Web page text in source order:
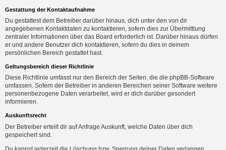
Gestattung der Kontaktaufnahme
Du gestattest dem Betreiber darüber hinaus, dich unter den von dir
angegebenen Kontaktdaten zu kontaktieren, sofern dies zur Übermittlung
zentraler Informationen über das Board erforderlich ist. Darüber hinaus dürfen
er und andere Benutzer dich kontaktieren, sofern du dies in deinem
persönlichen Bereich gestattet hast.
Geltungsbereich dieser Richtlinie
Diese Richtlinie umfasst nur den Bereich der Seiten, die die phpBB-Software
umfassen. Sofern der Betreiber in anderen Bereichen seiner Software weitere
personenbezogene Daten verarbeitet, wird er dich darüber gesondert
informieren.
Auskunftsrecht
Der Betreiber erteilt dir auf Anfrage Auskunft, welche Daten über dich
gespeichert sind.